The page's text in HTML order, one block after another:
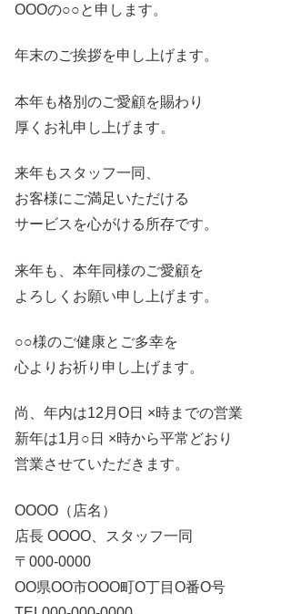
ОΟОの○○と申します。
年末のご挨拶を申し上げます。
本年も格別のご愛顧を賜わり
厚くお礼申し上げます。
来年もスタッフ一同、
お客様にご満足いただける
サービスを心がける所存です。
来年も、本年同様のご愛顧を
よろしくお願い申し上げます。
○○様のご健康とご多幸を
心よりお祈り申し上げます。
尚、年内は12月Ο日 ×時までの営業
新年は1月○日 ×時から平常どおり
営業させていただきます。
ОΟОΟ（店名）
店長 ΟООΟ、スタッフ一同
〒000-0000
ΟΟ県ΟΟ市ΟOO町O丁目Ο番O号